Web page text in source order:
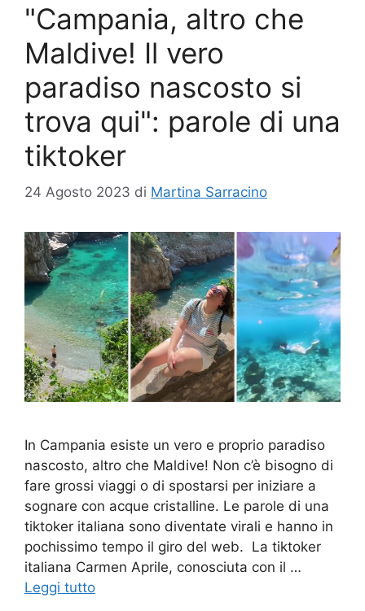
"Campania, altro che
Maldive! Il vero
paradiso nascosto si
trova qui": parole di una
tiktoker
24 Agosto 2023 di Martina Sarracino
In Campania esiste un vero e proprio paradiso
nascosto, altro che Maldive! Non c’è bisogno di
fare grossi viaggi o di spostarsi per iniziare a
sognare con acque cristalline. Le parole di una
tiktoker italiana sono diventate virali e hanno in
pochissimo tempo il giro del web. La tiktoker
italiana Carmen Aprile, conosciuta con il …
Leggi tutto